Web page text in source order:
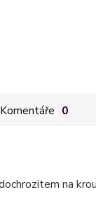
Komentáře 0
na